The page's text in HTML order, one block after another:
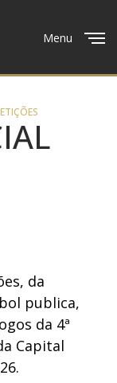
Menu
da
publica,
da 4ª
Capital